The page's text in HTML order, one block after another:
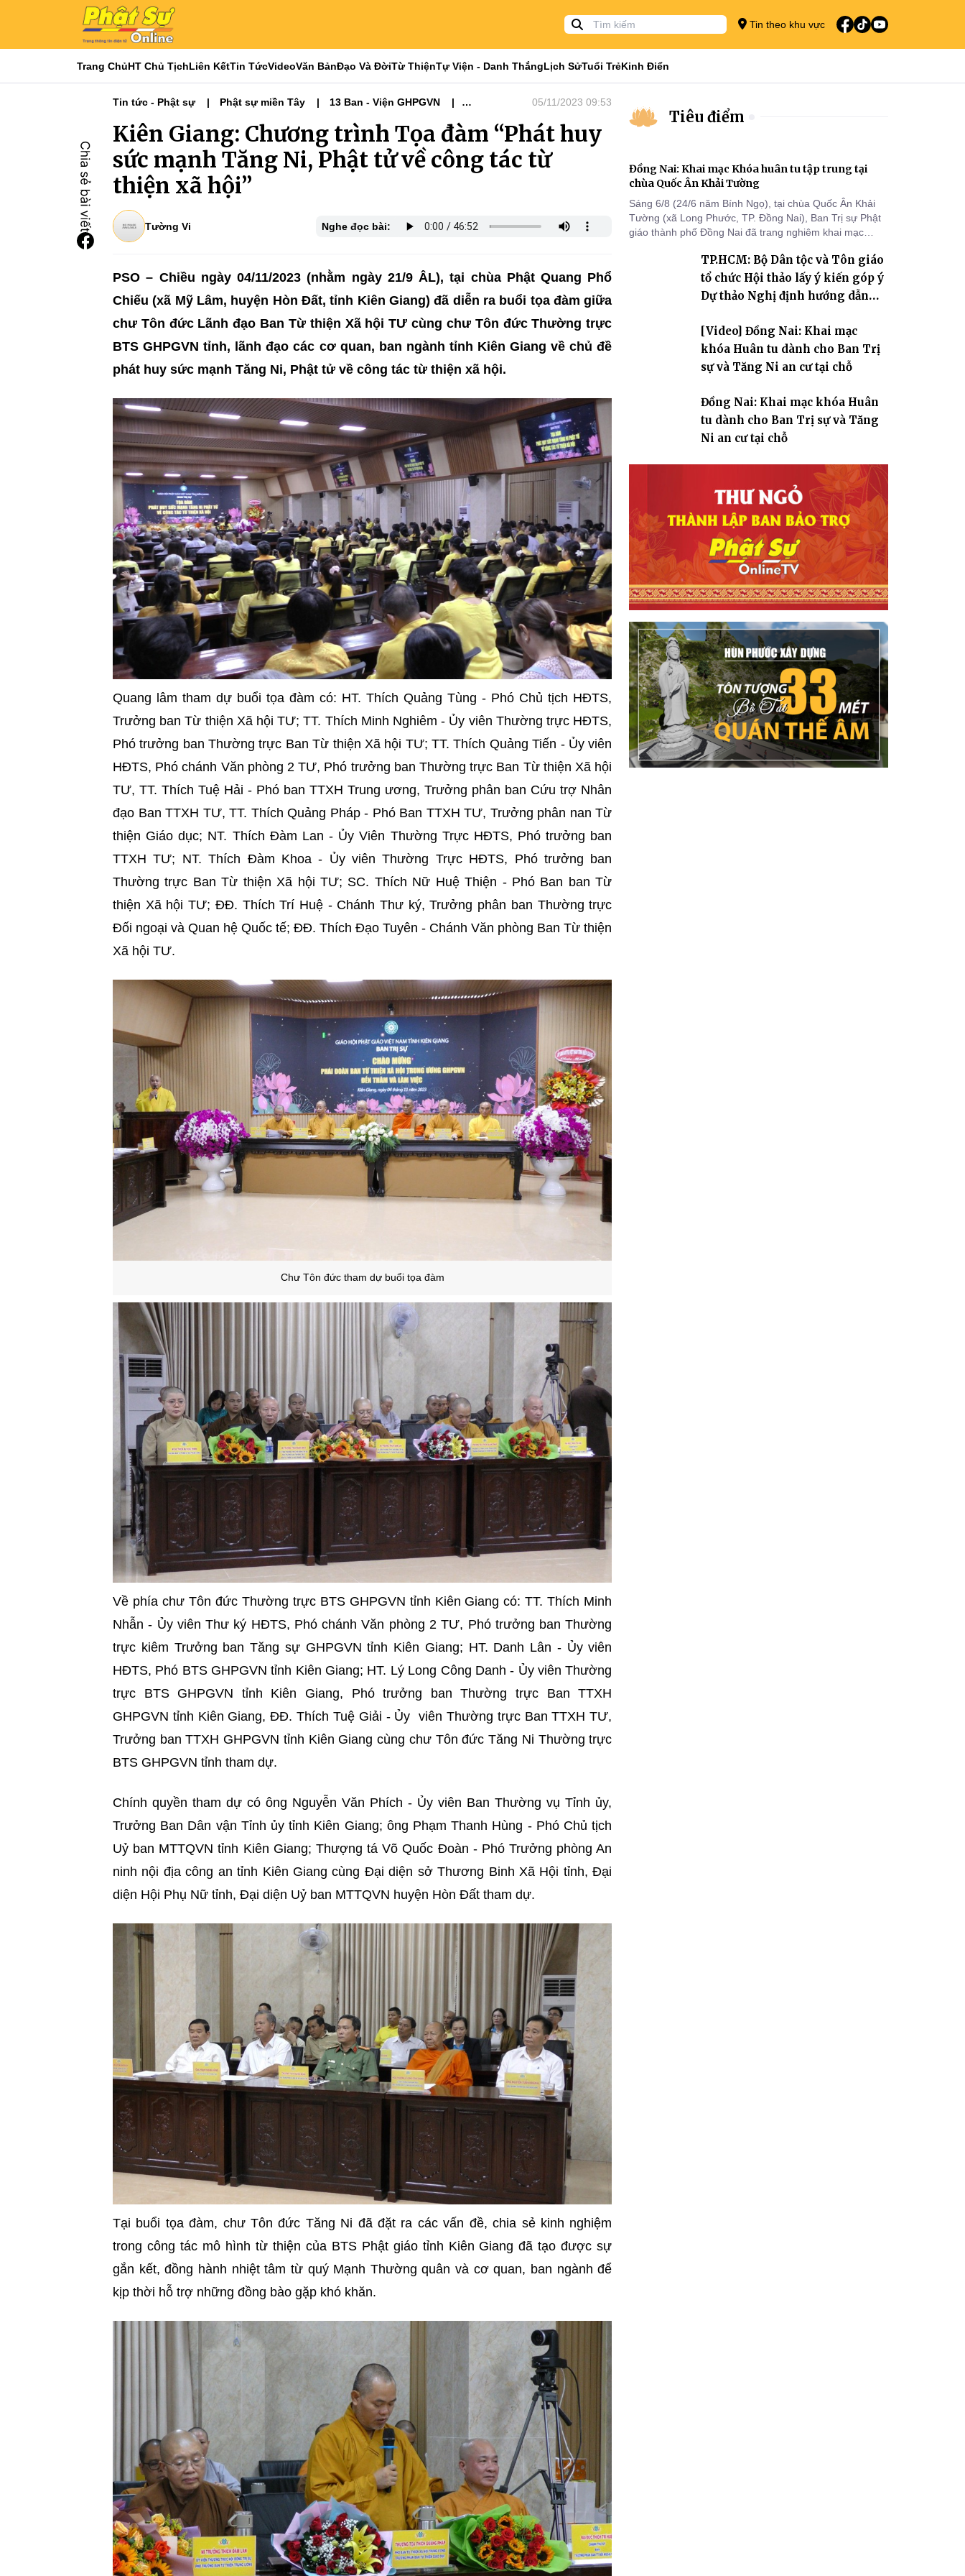
Tin theo khu vực
Trang ChủHT Chủ TịchLiên KếtTin TứcVideoVăn BảnĐạo Và ĐờiTừ ThiệnTự Viện - Danh ThắngLịch SửTuổi TrẻKinh Điển
Tin tức - Phật sự Phật sự miền Tây
13 Ban - Viện GHPGVN
05/11/2023 09:53
Kiên Giang: Chương trình Tọa đàm “Phát huy
sức mạnh Tăng Ni, Phật tử về công tác từ
thiện xã hội”
Tường Vi Nghe đọc bài:
PSO – Chiều ngày 04/11/2023 (nhằm ngày 21/9 ÂL), tại chùa Phật Quang Phổ
Chiếu (xã Mỹ Lâm, huyện Hòn Đất, tỉnh Kiên Giang) đã diễn ra buổi tọa đàm giữa
chư Tôn đức Lãnh đạo Ban Từ thiện Xã hội TƯ cùng chư Tôn đức Thường trực
BTS GHPGVN tỉnh, lãnh đạo các cơ quan, ban ngành tỉnh Kiên Giang về chủ đề
phát huy sức mạnh Tăng Ni, Phật tử về công tác từ thiện xã hội.
Quang lâm tham dự buổi tọa đàm có: HT. Thích Quảng Tùng - Phó Chủ tịch HĐTS,
Trưởng ban Từ thiện Xã hội TƯ; TT. Thích Minh Nghiêm - Ủy viên Thường trực HĐTS,
Phó trưởng ban Thường trực Ban Từ thiện Xã hội TƯ; TT. Thích Quảng Tiến - Ủy viên
HĐTS, Phó chánh Văn phòng 2 TƯ, Phó trưởng ban Thường trực Ban Từ thiện Xã hội
TƯ, TT. Thích Tuệ Hải - Phó ban TTXH Trung ương, Trưởng phân ban Cứu trợ Nhân
đạo Ban TTXH TƯ, TT. Thích Quảng Pháp - Phó Ban TTXH TƯ, Trưởng phân nan Từ
thiện Giáo dục; NT. Thích Đàm Lan - Ủy Viên Thường Trực HĐTS, Phó trưởng ban
TTXH TƯ; NT. Thích Đàm Khoa - Ủy viên Thường Trực HĐTS, Phó trưởng ban
Thường trực Ban Từ thiện Xã hội TƯ; SC. Thích Nữ Huệ Thiện - Phó Ban ban Từ
thiện Xã hội TƯ; ĐĐ. Thích Trí Huệ - Chánh Thư ký, Trưởng phân ban Thường trực
Đối ngoại và Quan hệ Quốc tế; ĐĐ. Thích Đạo Tuyên - Chánh Văn phòng Ban Từ thiện
Xã hội TƯ.
Chư Tôn đức tham dự buổi tọa đàm
Về phía chư Tôn đức Thường trực BTS GHPGVN tỉnh Kiên Giang có: TT. Thích Minh
Nhẫn - Ủy viên Thư ký HĐTS, Phó chánh Văn phòng 2 TƯ, Phó trưởng ban Thường
trực kiêm Trưởng ban Tăng sự GHPGVN tỉnh Kiên Giang; HT. Danh Lân - Ủy viên
HĐTS, Phó BTS GHPGVN tỉnh Kiên Giang; HT. Lý Long Công Danh - Ủy viên Thường
trực BTS GHPGVN tỉnh Kiên Giang, Phó trưởng ban Thường trực Ban TTXH
GHPGVN tỉnh Kiên Giang, ĐĐ. Thích Tuệ Giải - Ủy viên Thường trực Ban TTXH TƯ,
Trưởng ban TTXH GHPGVN tỉnh Kiên Giang cùng chư Tôn đức Tăng Ni Thường trực
BTS GHPGVN tỉnh tham dự.
Chính quyền tham dự có ông Nguyễn Văn Phích - Ủy viên Ban Thường vụ Tỉnh ủy,
Trưởng Ban Dân vận Tỉnh ủy tỉnh Kiên Giang; ông Phạm Thanh Hùng - Phó Chủ tịch
Uỷ ban MTTQVN tỉnh Kiên Giang; Thượng tá Võ Quốc Đoàn - Phó Trưởng phòng An
ninh nội địa công an tỉnh Kiên Giang cùng Đại diện sở Thương Binh Xã Hội tỉnh, Đại
diện Hội Phụ Nữ tỉnh, Đại diện Uỷ ban MTTQVN huyện Hòn Đất tham dự.
Tại buổi tọa đàm, chư Tôn đức Tăng Ni đã đặt ra các vấn đề, chia sẻ kinh nghiệm
trong công tác mô hình từ thiện của BTS Phật giáo tỉnh Kiên Giang đã tạo được sự
gắn kết, đồng hành nhiệt tâm từ quý Mạnh Thường quân và cơ quan, ban ngành để
kịp thời hỗ trợ những đồng bào gặp khó khăn.
Tiêu điểm
Đồng Nai: Khai mạc Khóa huân tu tập trung tại
chùa Quốc Ân Khải Tường
Sáng 6/8 (24/6 năm Bính Ngọ), tại chùa Quốc Ân Khải
Tường (xã Long Phước, TP. Đồng Nai), Ban Trị sự Phật
giáo thành phố Đồng Nai đã trang nghiêm khai mạc
2570 dành cho chư Tăng hành giả an cư tại chỗ khu vực
VII, VIII và trường hạ chùa Quốc Ân Khải Tường.
TP.HCM: Bộ Dân tộc và Tôn giáo
tổ chức Hội thảo lấy ý kiến góp ý
Dự thảo Nghị định hướng dẫn
giáo
[Video] Đồng Nai: Khai mạc
khóa Huân tu dành cho Ban Trị
sự và Tăng Ni an cư tại chỗ
Đồng Nai: Khai mạc khóa Huân
tu dành cho Ban Trị sự và Tăng
Ni an cư tại chỗ